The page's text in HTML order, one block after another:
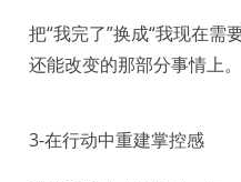
把“我完了”换成“我现在需
还能改变的那部分事情上。
3-在行动中重建掌控感